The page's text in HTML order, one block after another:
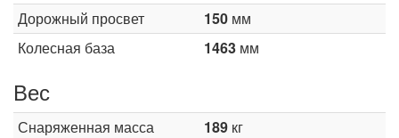
Дорожный просвет
150 мм
Колесная база
1463 мм
Вес
Снаряженная масса 189 кг